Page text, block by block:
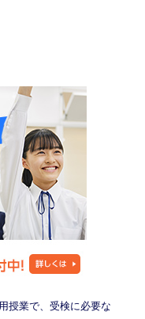
授業で、受検に必要な